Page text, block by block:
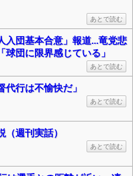
あとで読む
入団基本合意」報道...竜党悲
団に限界感じている」
あとで読む
行は不愉快だ」
あとで読む
週刊実話）
あとで読む